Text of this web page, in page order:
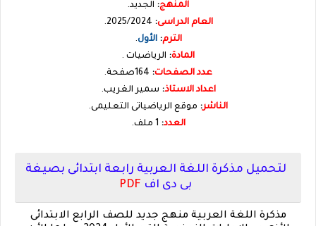
المنهج:الجديد.
العام الدراسى:
2025/2024.
الترم: الأول.
المادة:الرياضيات .
عدد الصفحات:164صفحة.
اعداد الاستاذ: سمير الغريب.
الناشر:موقع الرياضياتى التعليمى.
العدد:1 ملف.
لتحميل مذكرة اللغة العربية رابعة ابتدائى بصيغة
بى دى اف PDF
مذكرةاللغة العربيةمنهج جديد للصف الرابع الابتدائى